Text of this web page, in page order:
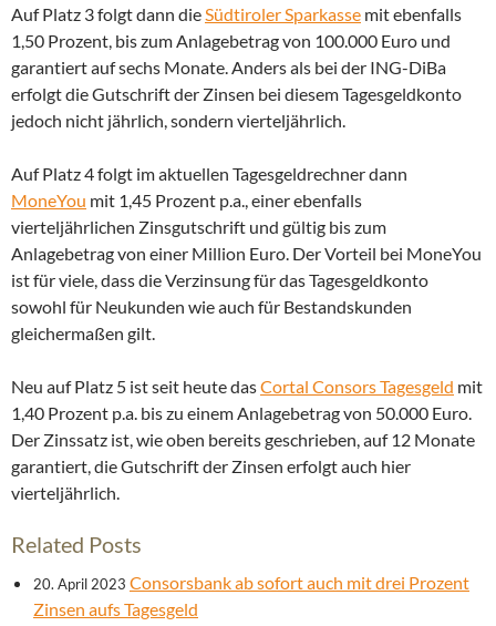
Auf Platz 3 folgt dann dieSüdtiroler Sparkasse mit ebenfalls
1,50 Prozent, bis zum Anlagebetrag von 100.000 Euro und
garantiert auf sechs Monate. Anders als bei der ING-DiBa
erfolgt die Gutschrift der Zinsen bei diesem Tagesgeldkonto
jedoch nicht jährlich, sondern vierteljährlich.
Auf Platz 4 folgt im aktuellen Tagesgeldrechner dann
MoneYou mit 1,45 Prozent p.a., einer ebenfalls
vierteljährlichen Zinsgutschrift und gültig bis zum
Anlagebetrag von einer Million Euro. Der Vorteil bei MoneYou
ist für viele, dass die Verzinsung für das Tagesgeldkonto
sowohl für Neukunden wie auch für Bestandskunden
gleichermaßen gilt.
Neu auf Platz 5 ist seit heute dasCortal Consors Tagesgeld mit
1,40 Prozent p.a. bis zu einem Anlagebetrag von 50.000 Euro.
Der Zinssatz ist, wie oben bereits geschrieben, auf 12 Monate
garantiert, die Gutschrift der Zinsen erfolgt auch hier
vierteljährlich.
Related Posts
20. April 2023 Consorsbank ab sofort auch mit drei Prozent
Zinsen aufs Tagesgeld